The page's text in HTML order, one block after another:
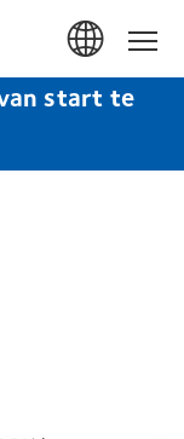
start te